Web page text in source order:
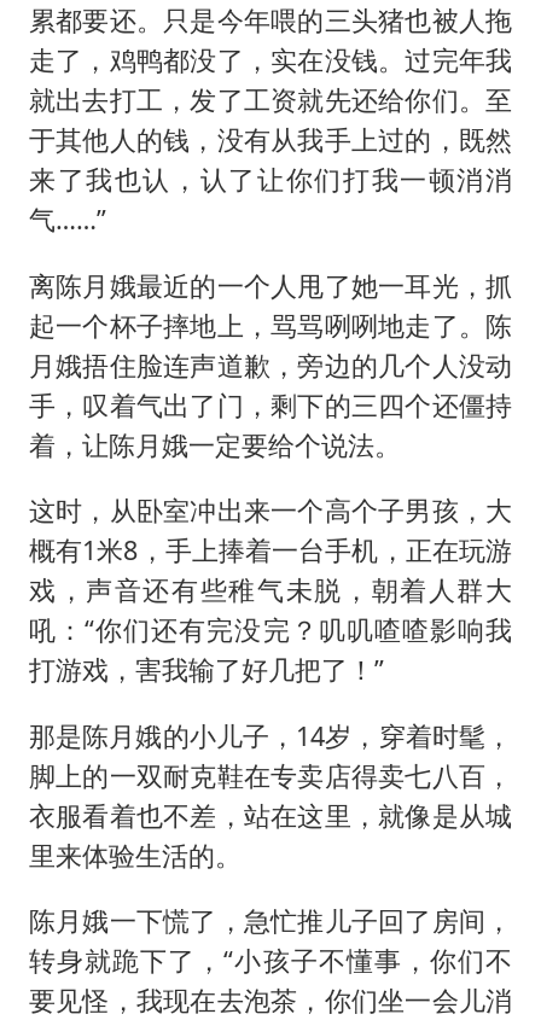
累都要还。只是今年喂的三头猪也被人拖
走了，鸡鸭都没了，实在没钱。过完年我
就出去打工，发了工资就先还给你们。至
于其他人的钱，没有从我手上过的，既然
来了我也认，认了让你们打我一顿消消
气……”
离陈月娥最近的一个人甩了她一耳光，抓
起一个杯子摔地上，骂骂咧咧地走了。陈
月娥捂住脸连声道歉，旁边的几个人没动
手，叹着气出了门，剩下的三四个还僵持
着，让陈月娥一定要给个说法。
这时，从卧室冲出来一个高个子男孩，大
概有1米8，手上捧着一台手机，正在玩游
戏，声音还有些稚气未脱，朝着人群大
吼：“你们还有完没完？叽叽喳喳影响我
打游戏，害我输了好几把了！”
那是陈月娥的小儿子，14岁，穿着时髦，
脚上的一双耐克鞋在专卖店得卖七八百，
衣服看着也不差，站在这里，就像是从城
里来体验生活的。
陈月娥一下慌了，急忙推儿子回了房间，
转身就跪下了，“小孩子不懂事，你们不
要见怪，我现在去泡茶，你们坐一会儿消